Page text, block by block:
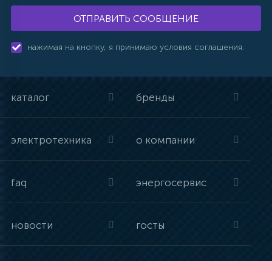
ОТПРАВИТЬ СООБЩЕНИЕ
нажимая на кнопку, я принимаю условия соглашения.
каталог бренды
электротехника о компании
faq энергосервис
новости госты